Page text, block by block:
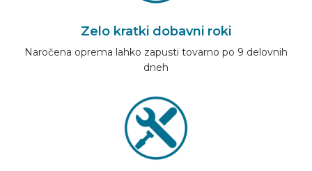
Zelo kratki dobavni roki
Naročena oprema lahko zapusti tovarno po 9 delovnih
dneh